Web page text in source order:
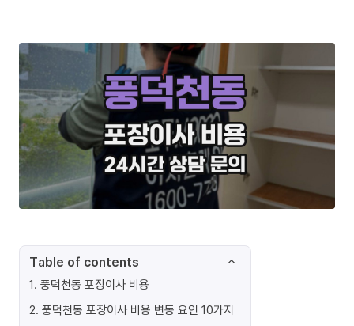
Table of contents
1. 풍덕천동 포장이사 비용
2. 풍덕천동 포장이사 비용 변동 요인 10가지